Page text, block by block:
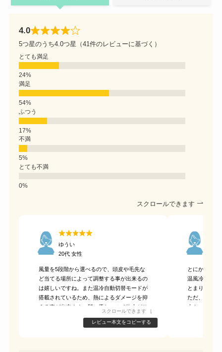
4.0
5つ星のうち4.0つ星（41件のレビューに基づく）
とても満足
満足
ふつう
不満
とても不満
スクロールできます
ゆうい
20代 女性
風量を5段階から選べるので、頭皮や毛先な
ど当てる場所によって調整する事が出来るの
は嬉しいですね。また温冷自動切替モードが
搭載されているため、熱によるダメージを抑
える事が出来ます。髪に優しいので仕上がり
スクロールできます
レビュー本文をコピーする
とにかく風
温風冷風自動
とまりやすく
ただ、吹き出
大きいのが